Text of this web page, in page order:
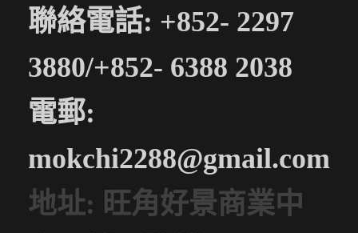
聯絡電話: +852- 2297
3880/+852- 6388 2038
電郵:
mokchi2288@gmail.com
地址: 旺角好景商業中